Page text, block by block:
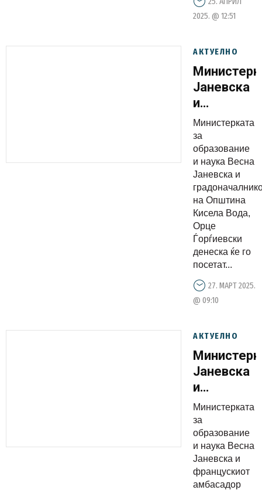
проекти
2025. @ 12:51
АКТУЕЛНО
Јаневска
и
Ѓорѓиевски
во посета
на ОУ
„Партенија
Министерката
за
образование
и наука Весна
Јаневска и
на Општина
Кисела Вода,
Орце
Ѓорѓиевски
денеска ќе го
посетат...
27. МАРТ 2025.
@ 09:10
АКТУЕЛНО
Јаневска
и
Ле
Риголер
ќе
потпишат
Анекс на
Министерката
за
образование
и наука Весна
Јаневска и
францускиот
амбасадор